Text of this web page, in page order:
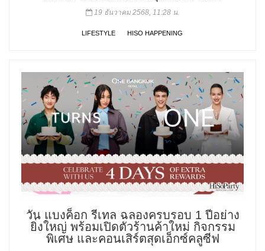
19 ธันวาคม 2568, 11:28 น.
LIFESTYLE HISO HAPPENING
วัน แบงค็อก รีเทล ฉลองครบรอบ 1 ปีอย่าง
ยิ่งใหญ่ พร้อมเปิดตัวร้านค้าใหม่ กิจกรรม
พิเศษ และคอนเสิร์ตสุดเอ็กซ์คลูซีฟ